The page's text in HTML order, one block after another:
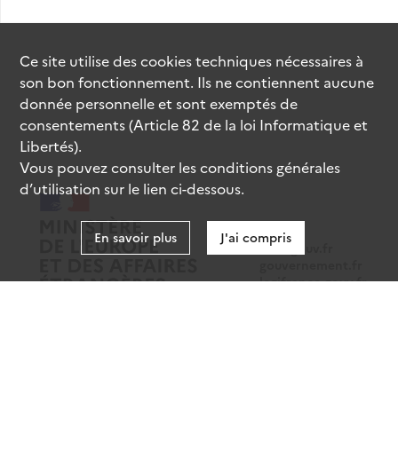
data.gouv.fr
legifrance.gouv.fr
Ce site utilise descookiestechniques nécessaires à
son bon fonctionnement. Ils ne contiennent aucune
donnée personnelle et sont exemptés de
consentements (Article 82 de la loi Informatique et
Libertés).
Vous pouvez consulter les conditions générales
d’utilisation sur le lien ci-dessous.
En savoir plus J'ai compris